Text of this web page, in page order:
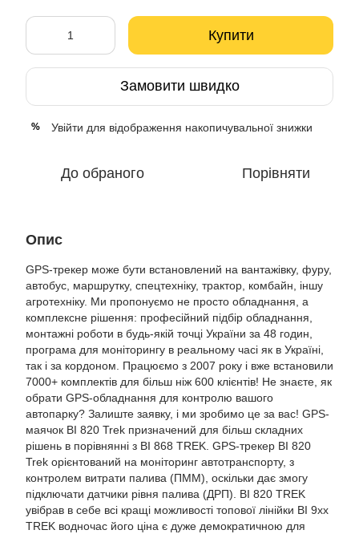
Купити
Замовити швидко
% Увійти для відображення накопичувальної знижки
До обраного Порівняти
Опис
GPS-трекер може бути встановлений на вантажівку, фуру,
автобус, маршрутку, спецтехніку, трактор, комбайн, іншу
агротехніку. Ми пропонуємо не просто обладнання, а
комплексне рішення: професійний підбір обладнання,
монтажні роботи в будь-якій точці України за 48 годин,
програма для моніторингу в реальному часі як в Україні,
так і за кордоном. Працюємо з 2007 року і вже встановили
7000+ комплектів для більш ніж 600 клієнтів! Не знаєте, як
обрати GPS-обладнання для контролю вашого
автопарку? Залиште заявку, і ми зробимо це за вас! GPS-
маячок BI 820 Trek призначений для більш складних
рішень в порівнянні з BI 868 TREK. GPS-трекер BI 820
Trek орієнтований на моніторинг автотранспорту, з
контролем витрати палива (ПММ), оскільки дає змогу
підключати датчики рівня палива (ДРП). BI 820 TREK
увібрав в себе всі кращі можливості топової лінійки BI 9хх
TREK водночас його ціна є дуже демократичною для